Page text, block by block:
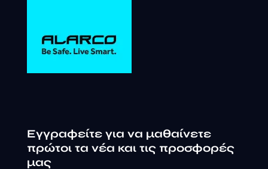
Εγγραφείτε για να μαθαίνετε
πρώτοι τα νέα και τις προσφορές
μας